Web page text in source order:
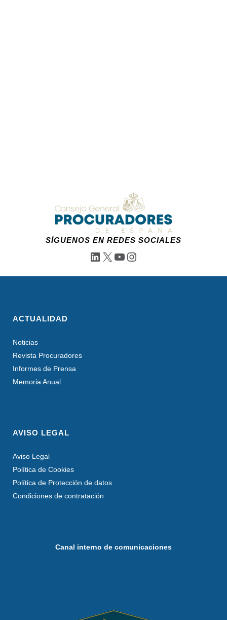
SÍGUENOS EN REDES SOCIALES
LinkedIn
X YouTube
Instagram
ACTUALIDAD
Noticias
Revista Procuradores
Informes de Prensa
Memoria Anual
AVISO LEGAL
Aviso Legal
Política de Cookies
Política de Protección de datos
Condiciones de contratación
Canal interno de comunicaciones